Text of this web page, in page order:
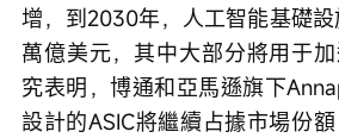
增，到2030年，人工智能基礎
萬億美元，其中大部分將用于
究表明，博通和亞馬遜旗下
設計的ASIC將繼續占據市場份